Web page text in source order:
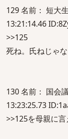
129 名前： 短大
13:21:14.46
>>125
死ね。氏ねじゃ
130 名前： 国会
13:23:25.73
>>125を母親に